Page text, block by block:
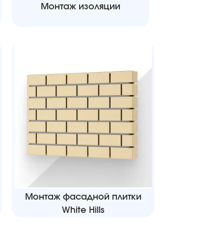
Монтаж изоляции
Монтаж фасадной плитки
White Hills